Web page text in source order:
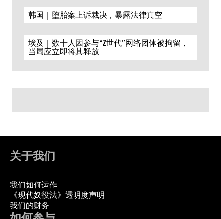
韩国｜堕胎案上诉裁决，暴露法律真空
埃及｜数十人因参与“Z世代”网络团体被拘留，
当局应立即将其释放
关于我们
我们如何运作
《现代奴役法》透明度声明
我们的财务